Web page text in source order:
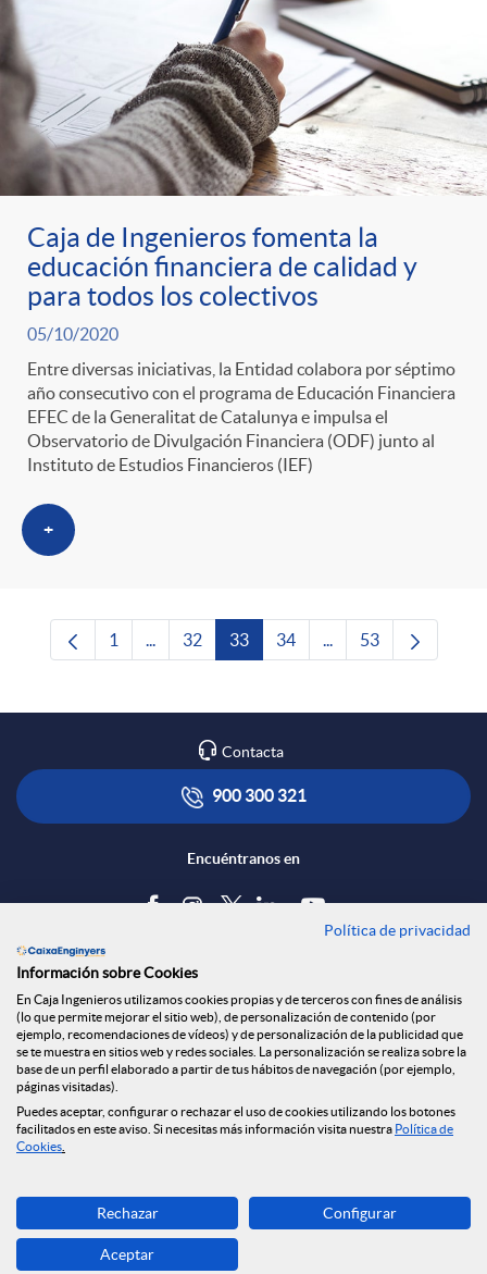
Caja de Ingenieros fomenta la
educación financiera de calidad y
para todos los colectivos
05/10/2020
Entre diversas iniciativas, la Entidad colabora por séptimo
año consecutivo con el programa de Educación Financiera
EFEC de la Generalitat de Catalunya e impulsa el
Observatorio de Divulgación Financiera (ODF) junto al
Instituto de Estudios Financieros (IEF)
+
Página
1 ...Páginas intermedias Use TAB para
Página
32 Página
33 Página
34 ...Páginas intermedias
Página
53
Contacta
900 300 321
Encuéntranos en
Tablón de anuncios
Política de cookies
Aviso legal
Seguridad Online
Privacidad
Canal denuncias
Descarga ahora
Banca MOBILE
© Grupo Caja Ingenieros 2026
Política de privacidad
Información sobre Cookies
En Caja Ingenieros utilizamos cookies propias y de terceros con fines de análisis
(lo que permite mejorar el sitio web), de personalización de contenido (por
ejemplo, recomendaciones de vídeos) y de personalización de la publicidad que
se te muestra en sitios web y redes sociales. La personalización se realiza sobre la
base de un perfil elaborado a partir de tus hábitos de navegación (por ejemplo,
páginas visitadas).
Puedes aceptar, configurar o rechazar el uso de cookies utilizando los botones
facilitados en este aviso. Si necesitas más información visita nuestra Política de
Cookies
Rechazar Configurar
Aceptar